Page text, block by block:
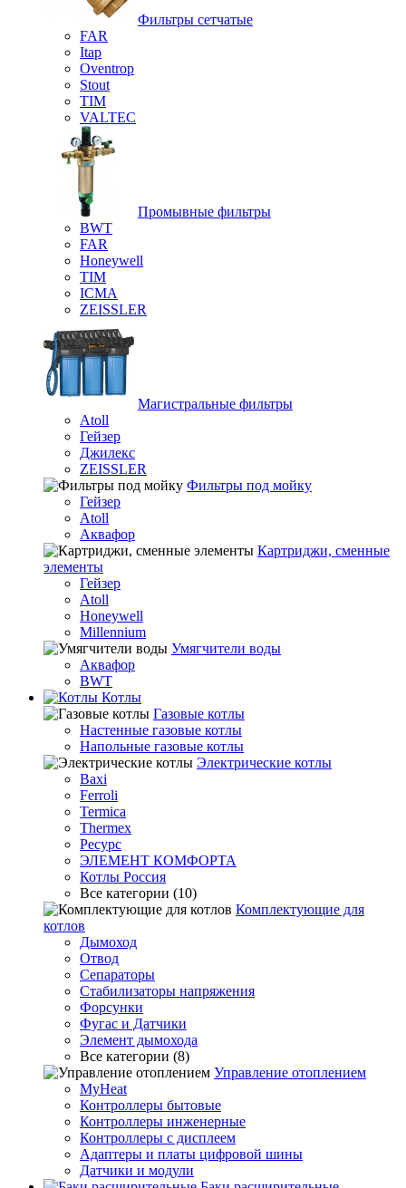
Фильтры сетчатые
FAR
Itap
Oventrop
Stout
TIM
VALTEC
Промывные фильтры
BWT
FAR
Honeywell
TIM
ICMA
ZEISSLER
Магистральные фильтры
Atoll
Гейзер
Джилекс
ZEISSLER
Фильтры под мойку
Гейзер
Atoll
Аквафор
Картриджи, сменные
элементы
Гейзер
Atoll
Honeywell
Millennium
Умягчители воды
Аквафор
BWT
Котлы
Гaзовые котлы
Настенные газовые котлы
Напольные газовые котлы
Электрические котлы
Baxi
Ferroli
Termica
Thermex
Ресурс
ЭЛЕМЕНТ КОМФОРТА
Котлы Россия
Все категории (10)
Комплектующие для
котлов
Дымоход
Отвод
Сепараторы
Стабилизаторы напряжения
Форсунки
Фугас и Датчики
Элемент дымохода
Все категории (8)
Управление отоплением
MyHeat
Контроллеры бытовые
Контроллеры инженерные
Контроллеры с дисплеем
Адаптеры и платы цифровой шины
Датчики и модули